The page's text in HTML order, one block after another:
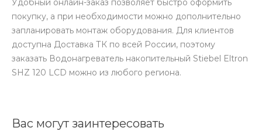
Удобный онлайн-заказ позволяет быстро оформить
покупку, а при необходимости можно дополнительно
запланировать монтаж оборудования. Для клиентов
доступна Доставка ТК по всей России, поэтому
заказать Водонагреватель накопительный Stiebel Eltron
SHZ 120 LCD можно из любого региона.
Вас могут заинтересовать